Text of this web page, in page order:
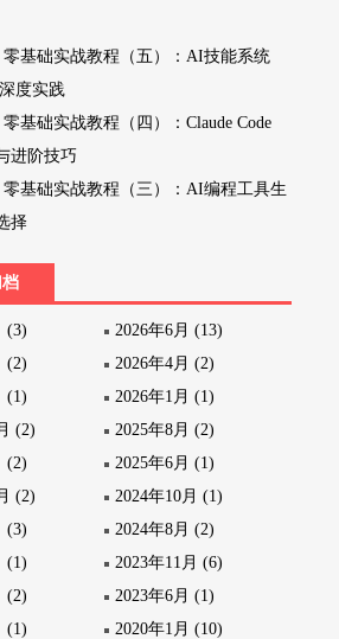
零基础实战教程（五）：AI技能系统
度实践
基础实战教程（四）：Claude Code
进阶技巧
零基础实战教程（三）：AI编程工具生
择
(3)
2026年6月 (13)
(2)
2026年4月 (2)
(1)
2026年1月 (1)
(2)
2025年8月 (2)
(2)
2025年6月 (1)
(2)
2024年10月 (1)
(3)
2024年8月 (2)
(1)
2023年11月 (6)
(2)
2023年6月 (1)
(1)
2020年1月 (10)